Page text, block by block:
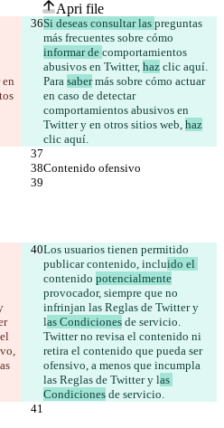
Si deseas consultar las preguntas
más frecuentes sobre cómo
informar de comportamientos
abusivos en Twitter, haz clic aquí.
Para saber más sobre cómo actuar
en caso de detectar
comportamientos abusivos en
Twitter y en otros sitios web, haz
clic aquí.
Contenido ofensivo
Los usuarios tienen permitido
publicar contenido, incluido el
contenido potencialmente
provocador, siempre que no
infrinjan las Reglas de Twitter y
las Condiciones de servicio.
Twitter no revisa el contenido ni
retira el contenido que pueda ser
ofensivo, a menos que incumpla
las Reglas de Twitter y las
Condiciones de servicio.
Apri file
Apri file